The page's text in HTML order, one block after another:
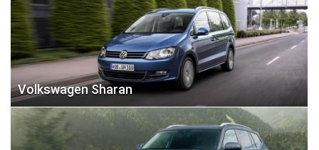
Volkswagen Sharan